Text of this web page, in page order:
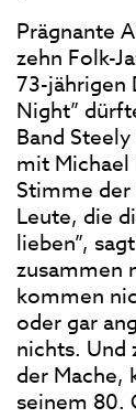
Prägnante
zehn Folk-
73-jährigen
Night”
Band
mit Michael
Stimme der
Leute, die
lieben”,
zusammen
kommen
oder gar
nichts. Und
der Mache,
seinem 80.